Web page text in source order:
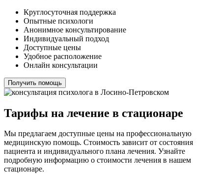
Круглосуточная поддержка
Опытные психологи
Анонимное консультирование
Индивидуальный подход
Доступные цены
Удобное расположение
Онлайн консультации
Получить помощь
Тарифы на лечение в стационаре
Мы предлагаем доступные цены на профессиональную
медицинскую помощь. Стоимость зависит от состояния
пациента и индивидуального плана лечения. Узнайте
подробную информацию о стоимости лечения в нашем
стационаре.